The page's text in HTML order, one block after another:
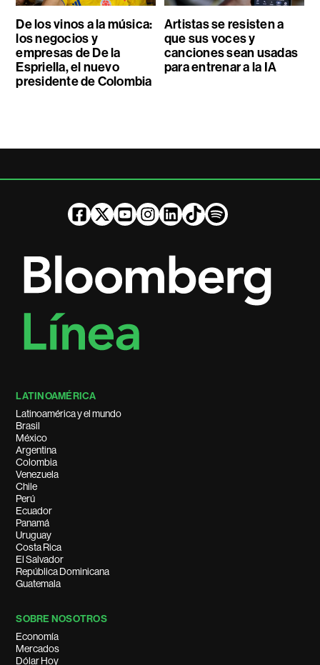
De los vinos a la música:
los negocios y
empresas de De la
Espriella, el nuevo
presidente de Colombia
Artistas se resisten a
que sus voces y
canciones sean usadas
para entrenar a la IA
LATINOAMÉRICA
Latinoamérica y el mundo
Brasil
México
Argentina
Colombia
Venezuela
Chile
Perú
Ecuador
Panamá
Uruguay
Costa Rica
El Salvador
República Dominicana
Guatemala
SOBRE NOSOTROS
Economía
Mercados
Dólar Hoy